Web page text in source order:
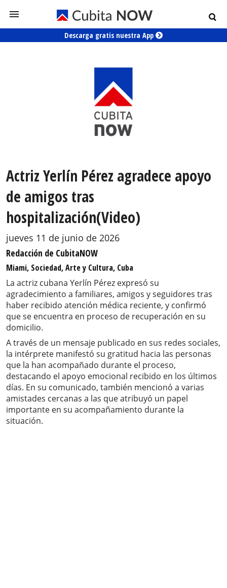
Descarga gratis nuestra App
Actriz Yerlín Pérez agradece apoyo
de amigos tras
hospitalización(Video)
jueves 11 de junio de 2026
Redacción de CubitaNOW
Miami, Sociedad, Arte y Cultura, Cuba
La actriz cubana Yerlín Pérez expresó su
agradecimiento a familiares, amigos y seguidores tras
haber recibido atención médica reciente, y confirmó
que se encuentra en proceso de recuperación en su
domicilio.
A través de un mensaje publicado en sus redes sociales,
la intérprete manifestó su gratitud hacia las personas
que la han acompañado durante el proceso,
destacando el apoyo emocional recibido en los últimos
días. En su comunicado, también mencionó a varias
amistades cercanas a las que atribuyó un papel
importante en su acompañamiento durante la
situación.